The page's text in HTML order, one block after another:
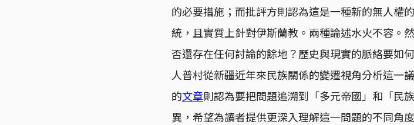
的必要措施；而批評方則認為這是一種新的無人權
統，且實質上針對伊斯蘭教。兩種論述水火不容。
否還存在任何討論的餘地？歷史與現實的脈絡要如
人普村從新疆近年來民族關係的變遷視角分析這一
的文章則認為要把問題追溯到「多元帝國」和「民
異，希望為讀者提供更深入理解這一問題的不同角度